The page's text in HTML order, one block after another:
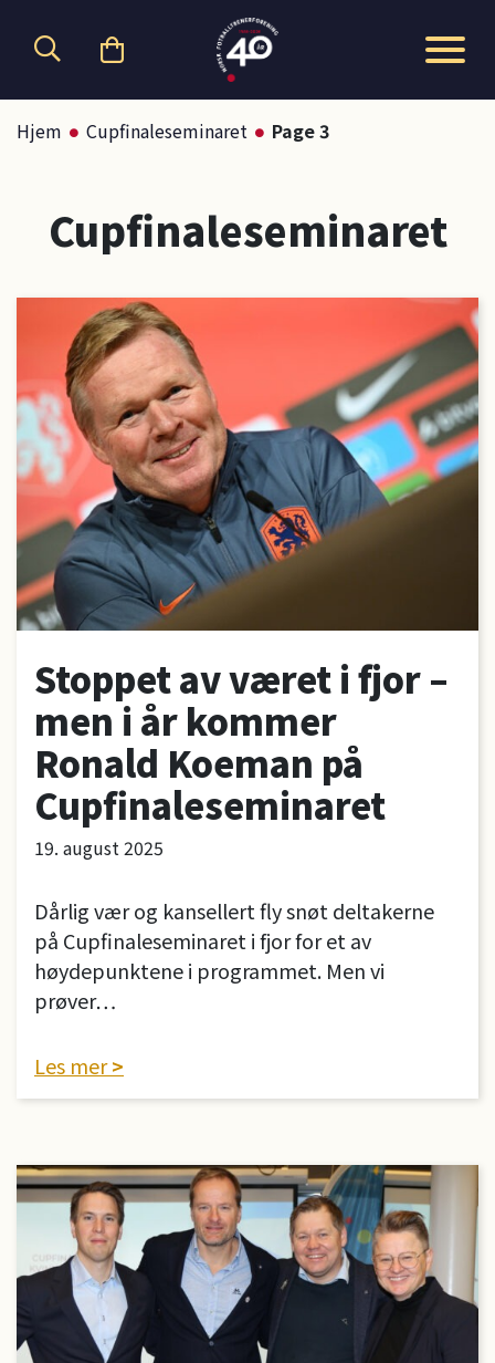
Hjem Cupfinaleseminaret Page 3
Cupfinaleseminaret
19. august 2025
Stoppet av været i fjor –
men i år kommer
Ronald Koeman på
Cupfinaleseminaret
Dårlig vær og kansellert fly snøt deltakerne
på Cupfinaleseminaret i fjor for et av
høydepunktene i programmet. Men vi
prøver…
Les mer